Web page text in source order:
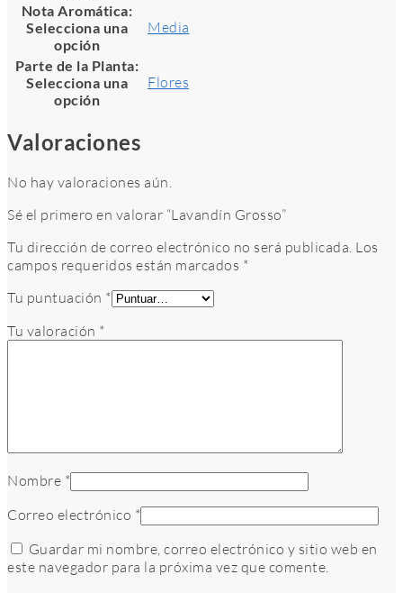
Nota Aromática:
Selecciona una
opción
Media
Parte de la Planta:
Selecciona una
opción
Flores
Valoraciones
No hay valoraciones aún.
Sé el primero en valorar “Lavandín Grosso”
Tu dirección de correo electrónico no será publicada. Los
campos requeridos están marcados *
Tu puntuación *
Tu valoración *
Nombre *
Correo electrónico *
Guardar mi nombre, correo electrónico y sitio web en
este navegador para la próxima vez que comente.